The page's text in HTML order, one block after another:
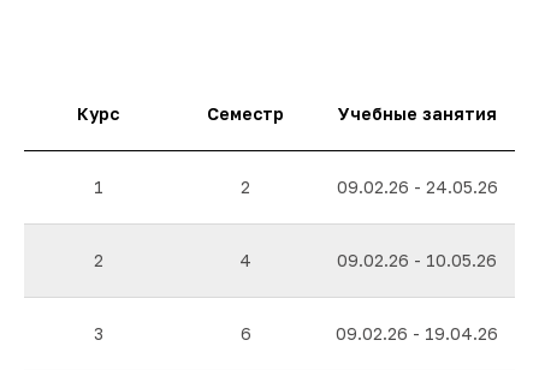
Курс Семестр Учебные занятия
1 2 09.02.26 - 24.05.26
2 4 09.02.26 - 10.05.26
3 6 09.02.26 - 19.04.26
Расписание зачетно-
экзаменационной сессии